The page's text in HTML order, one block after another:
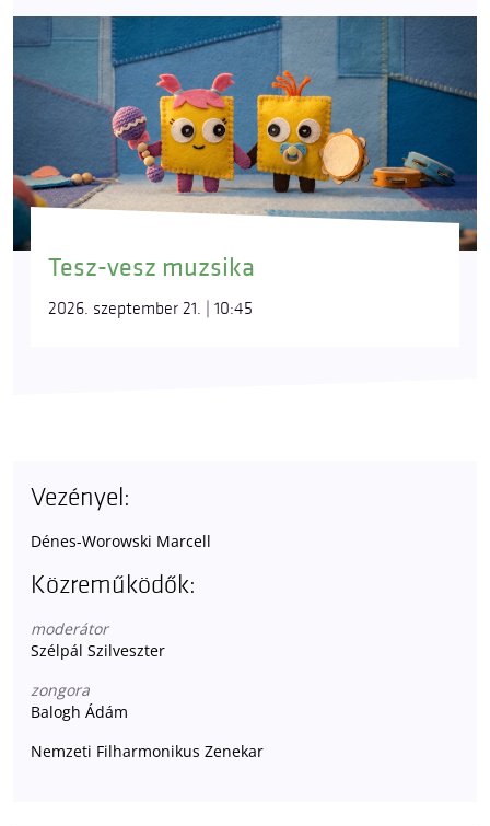
Tesz-vesz muzsika
2026. szeptember 21. | 10:45
Vezényel:
Dénes-Worowski Marcell
Közreműködők:
moderátor
Szélpál Szilveszter
zongora
Balogh Ádám
Nemzeti Filharmonikus Zenekar